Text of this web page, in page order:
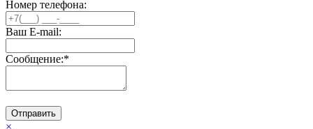
Номер телефона:
Ваш E-mail:
Сообщение:*
Отправить
×